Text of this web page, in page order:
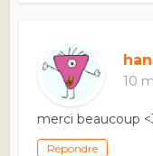
10
merci beaucoup
Répondre